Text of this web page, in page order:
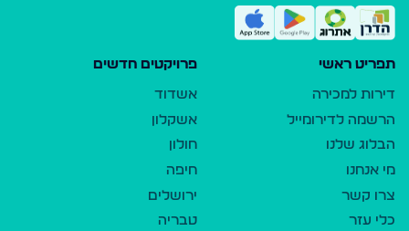
תפריט ראשי
דירות למכירה
הרשמה לדירומייל
הבלוג שלנו
מי אנחנו
צרו קשר
כלי עזר
פרויקטים חדשים
אשדוד
אשקלון
חולון
חיפה
ירושלים
טבריה